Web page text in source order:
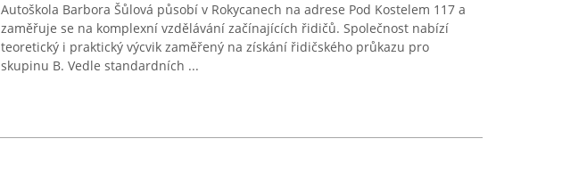
Autoškola Barbora Šůlová působí v Rokycanech na adrese Pod Kostelem 117 a
zaměřuje se na komplexní vzdělávání začínajících řidičů. Společnost nabízí
teoretický i praktický výcvik zaměřený na získání řidičského průkazu pro
skupinu B. Vedle standardních ...